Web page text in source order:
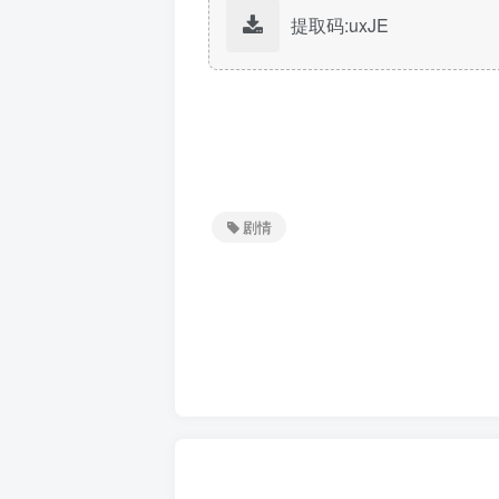
提取码:uxJE
剧情